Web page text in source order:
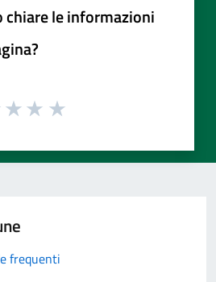
chiare le informazioni
frequenti